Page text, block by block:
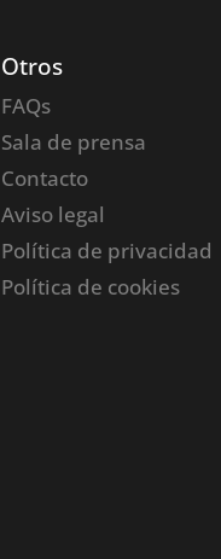
Otros
FAQs
Sala de prensa
Contacto
Aviso legal
Política de privacidad
Política de cookies